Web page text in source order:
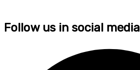
Follow us in social media